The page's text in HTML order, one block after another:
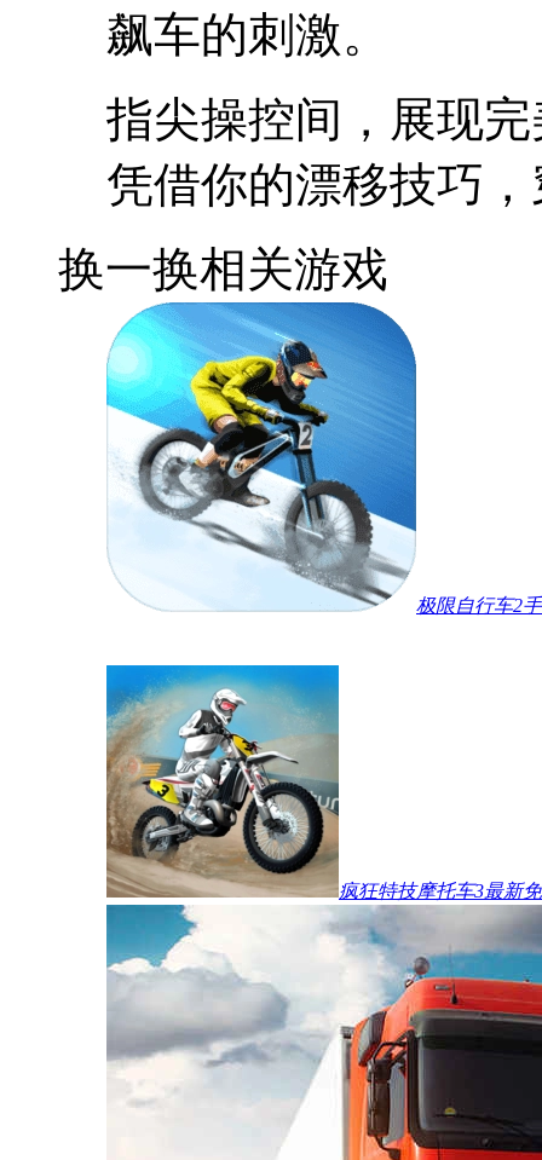
飙车的刺激。
指尖操控间，展现
凭借你的漂移技巧
换一换相关游戏
极限自行车2
疯狂特技摩托车3最新